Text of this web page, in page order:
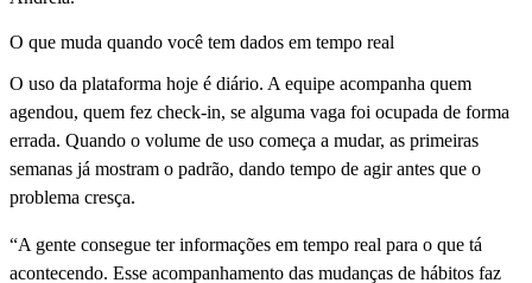
O que muda quando você tem dados em tempo real
O uso da plataforma hoje é diário. A equipe acompanha quem
agendou, quem fez check-in, se alguma vaga foi ocupada de forma
errada. Quando o volume de uso começa a mudar, as primeiras
semanas já mostram o padrão, dando tempo de agir antes que o
problema cresça.
“A gente consegue ter informações em tempo real para o que tá
acontecendo. Esse acompanhamento das mudanças de hábitos faz